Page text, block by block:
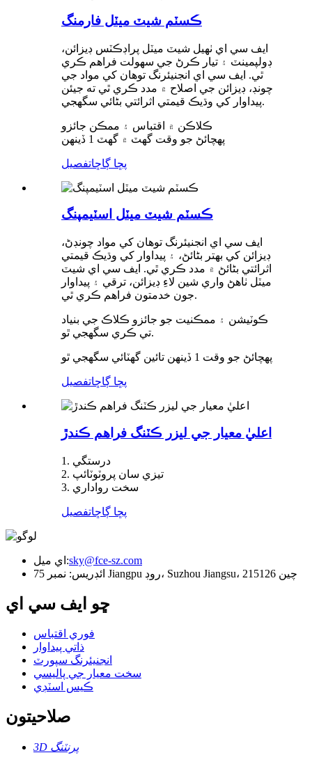
ڪسٽم شيٽ ميٽل فارمنگ
ايف سي اي ٺهيل شيٽ ميٽل پراڊڪٽس ڊيزائن،
ڊولپمينٽ ۽ تيار ڪرڻ جي سهولت فراهم ڪري
ٿي. ايف سي اي انجنيئرنگ توهان کي مواد جي
چونڊ، ڊيزائن جي اصلاح ۾ مدد ڪري ٿي ته جيئن
پيداوار کي وڌيڪ قيمتي اثرائتي بڻائي سگهجي.
ڪلاڪن ۾ اقتباس ۽ ممڪن جائزو
پهچائڻ جو وقت گهٽ ۾ گهٽ 1 ڏينهن
پڇا ڳاڇاتفصيل
ڪسٽم شيٽ ميٽل اسٽيمپنگ
ايف سي اي انجنيئرنگ توهان کي مواد چونڊڻ،
ڊيزائن کي بهتر بڻائڻ، ۽ پيداوار کي وڌيڪ قيمتي
اثرائتي بڻائڻ ۾ مدد ڪري ٿي. ايف سي اي شيٽ
ميٽل ٺاهڻ واري شين لاءِ ڊيزائن، ترقي ۽ پيداوار
جون خدمتون فراهم ڪري ٿي.
ڪوٽيشن ۽ ممڪنيت جو جائزو ڪلاڪ جي بنياد
تي ڪري سگهجي ٿو.
پهچائڻ جو وقت 1 ڏينهن تائين گهٽائي سگهجي ٿو
پڇا ڳاڇاتفصيل
اعليٰ معيار جي ليزر ڪٽنگ فراهم ڪندڙ
1. درستگي
2. تيزي سان پروٽوٽائپ
3. سخت رواداري
پڇا ڳاڇاتفصيل
اي ميل:sky@fce-sz.com
ائڊريس: نمبر 75 Jiangpu روڊ، Suzhou Jiangsu، چين 215126
ڇو ايف سي اي
فوري اقتباس
ذاتي پيداوار
انجنيئرنگ سپورٽ
سخت معيار جي پاليسي
ڪيس اسٽڊي
صلاحيتون
3D پرنٽنگ